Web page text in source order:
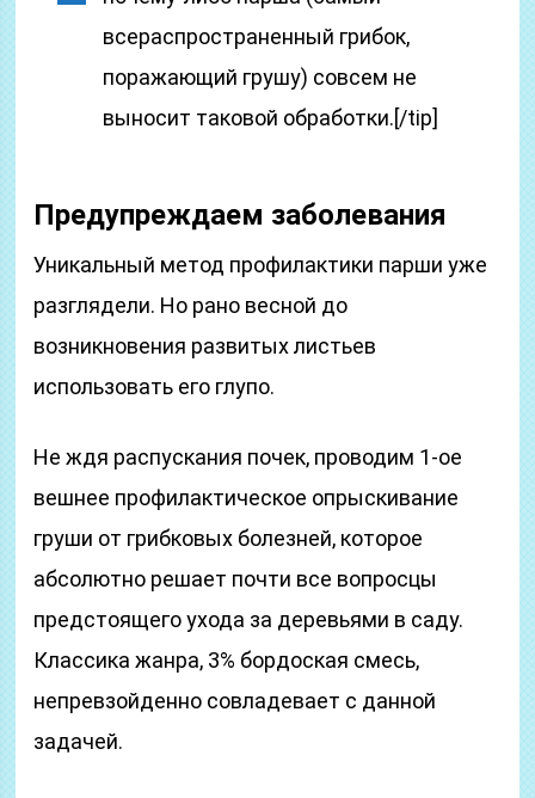
всераспространенный грибок,
поражающий грушу) совсем не
выносит таковой обработки.[/tip]
Предупреждаем заболевания
Уникальный метод профилактики парши уже
разглядели. Но рано весной до
возникновения развитых листьев
использовать его глупо.
Не ждя распускания почек, проводим 1-ое
вешнее профилактическое опрыскивание
груши от грибковых болезней, которое
абсолютно решает почти все вопросцы
предстоящего ухода за деревьями в саду.
Классика жанра, 3% бордоская смесь,
непревзойденно совладевает с данной
задачей.